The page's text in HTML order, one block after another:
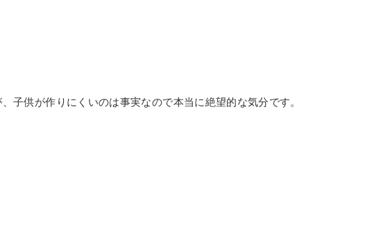
子供が作りにくいのは事実なので本当に絶望的な気分です。